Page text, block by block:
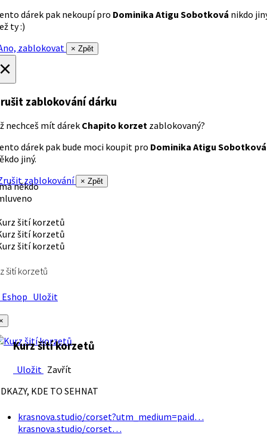
dárek pak nekoupí pro Dominika Atigu Sobotková nikdo
ty :)
zablokovat
× Zpět
zablokování dárku
nechceš mít dárek Chapito korzet zablokovaný?
dárek pak bude moci koupit pro Dominika Atigu Sobotková
jiný.
zablokování
× Zpět
někdo
šití korzetů
Uložit
Kurz šití korzetů
Uložit Zavřít
KDE TO SEHNAT
krasnova.studio/corset?utm_medium=paid…
krasnova.studio/corset…